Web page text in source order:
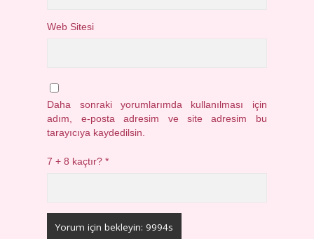
Web Sitesi
Daha sonraki yorumlarımda kullanılması için
adım, e-posta adresim ve site adresim bu
tarayıcıya kaydedilsin.
7 + 8 kaçtır?*